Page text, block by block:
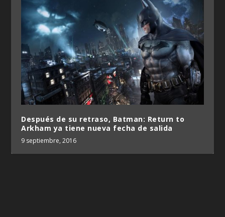
Después de su retraso, Batman: Return to
Arkham ya tiene nueva fecha de salida
9 septiembre, 2016